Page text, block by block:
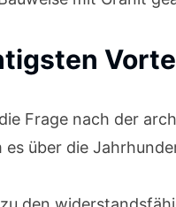
Frage nach der
es über die